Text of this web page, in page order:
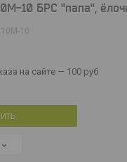
10 БРС "папа",
10
на сайте — 100 руб